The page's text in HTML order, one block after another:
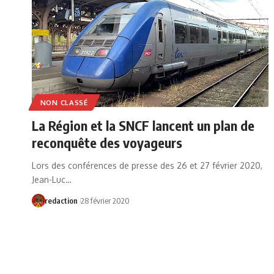
NON CLASSÉ
La Région et la SNCF lancent un plan de
reconquête des voyageurs
Lors des conférences de presse des 26 et 27 février 2020,
Jean-Luc…
redaction 28 février 2020